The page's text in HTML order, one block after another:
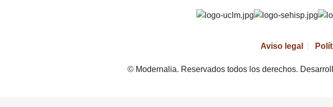
Aviso legal
© Modernalia. Reservados todos los derechos.